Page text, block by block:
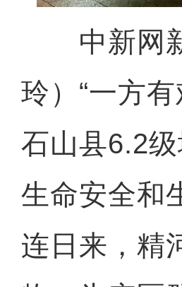
中新网新
玲）“一方
石山县6.2
生命安全和
连日来，精